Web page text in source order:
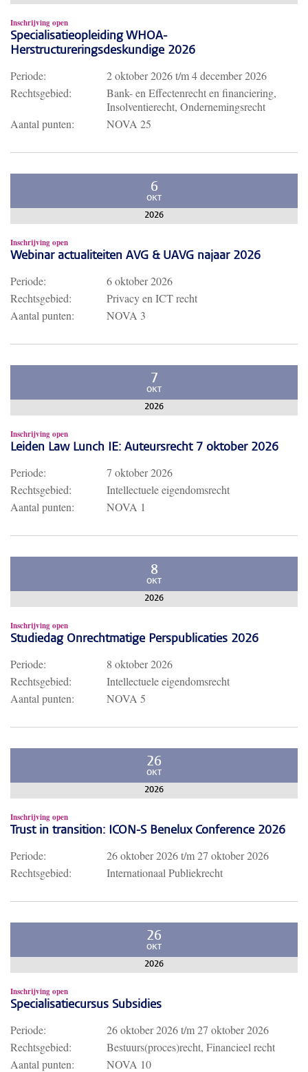
Inschrijving open
Specialisatieopleiding WHOA-
Herstructureringsdeskundige 2026
Periode: 2 oktober 2026t/m4 december 2026
Rechtsgebied:
Bank- en Effectenrecht en financiering,
Insolventierecht, Ondernemingsrecht
Aantal punten:
NOVA 25
6
OKT
2026
Inschrijving open
Webinar actualiteiten AVG & UAVG najaar 2026
Periode:
6 oktober 2026
Rechtsgebied:
Privacy en ICT recht
Aantal punten:
NOVA 3
7
OKT
2026
Inschrijving open
Leiden Law Lunch IE: Auteursrecht 7 oktober 2026
Periode:
7 oktober 2026
Rechtsgebied:
Intellectuele eigendomsrecht
Aantal punten:
NOVA 1
8
OKT
2026
Inschrijving open
Studiedag Onrechtmatige Perspublicaties 2026
Periode:
8 oktober 2026
Rechtsgebied:
Intellectuele eigendomsrecht
Aantal punten:
NOVA 5
26
OKT
2026
Inschrijving open
Trust in transition: ICON-S Benelux Conference 2026
Periode: 26 oktober 2026t/m27 oktober 2026
Rechtsgebied:
Internationaal Publiekrecht
26
OKT
2026
Inschrijving open
Specialisatiecursus Subsidies
Periode: 26 oktober 2026t/m27 oktober 2026
Rechtsgebied:
Bestuurs(proces)recht, Financieel recht
Aantal punten:
NOVA 10